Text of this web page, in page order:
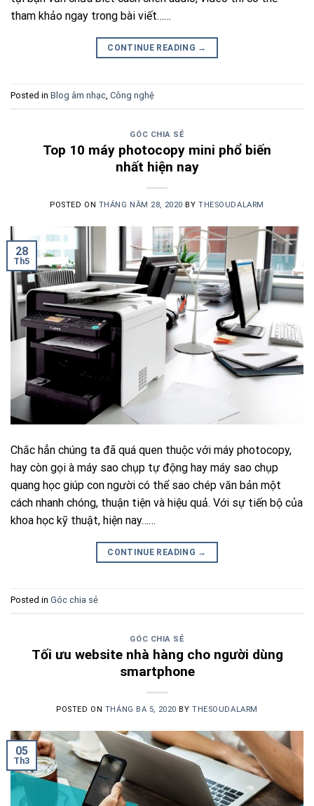
tham khảo ngay trong bài viết……
CONTINUE READING →
Posted in Blog âm nhạc Công nghệ
GÓC CHIA SẺ
Top 10 máy photocopy mini phổ biến
nhất hiện nay
POSTED ON THÁNG NĂM 28, 2020 BYTHESOUDALARM
28
Th5
Chắc hẳn chúng ta đã quá quen thuộc với máy photocopy,
hay còn gọi à máy sao chụp tự động hay máy sao chụp
quang học giúp con người có thể sao chép văn bản một
cách nhanh chóng, thuận tiện và hiệu quả. Với sự tiến bộ của
khoa học kỹ thuật, hiện nay……
CONTINUE READING →
Posted in Góc chia sẻ
GÓC CHIA SẺ
Tối ưu website nhà hàng cho người dùng
smartphone
POSTED ON THÁNG BA 5, 2020 BYTHESOUDALARM
05
Th3